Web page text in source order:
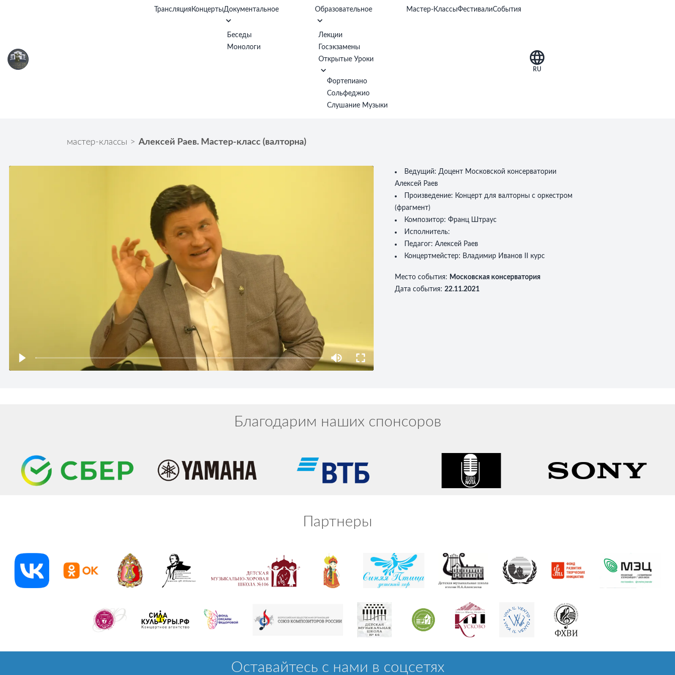
Трансляция КонцертыДокументальное
Беседы
Монологи
Образовательное
Лекции
Госэкзамены
Открытые Уроки
Фортепиано
Сольфеджио
Слушание Музыки
Мастер-КлассыФестивалиСобытия
RU
мастер-классы > Алексей Раев. Мастер-класс (валторна)
Ведущий:Доцент Московской консерватории
Алексей Раев
Произведение: Концерт для валторны с оркестром
(фрагмент)
Композитор:Франц Штраус
Исполнитель:
Педагог:Алексей Раев
Концертмейстер: Владимир Иванов II курс
Место события: Московская консерватория
Дата события:22.11.2021
Благодарим наших спонсоров
Партнеры
Оставайтесь с нами в соцсетях